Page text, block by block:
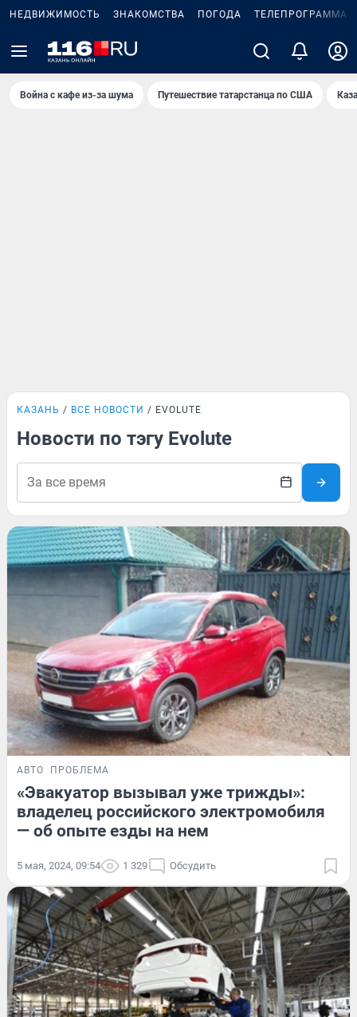
НЕДВИЖИМОСТЬ ЗНАКОМСТВА ПОГОДА ТЕЛЕПРОГРАММА
Война с кафе из-за шума Путешествие татарстанца по США
КАЗАНЬ ВСЕ НОВОСТИ EVOLUTE
Новости по тэгу Evolute
АВТО ПРОБЛЕМА
«Эвакуатор вызывал уже трижды»:
владелец российского электромобиля
— об опыте езды на нем
5 мая, 2024, 09:54 1 329 Обсудить